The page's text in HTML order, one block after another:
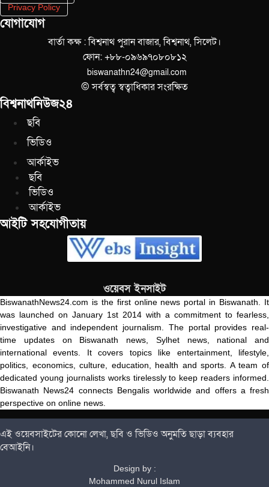
Privacy Policy
যোগাযোগ
বার্তা কক্ষ : বিশ্বনাথ পুরান বাজার, বিশ্বনাথ, সিলেট।
ফোন: +৮৮-০৯৬৯৭০৮০৮১২
biswanathn24@gmail.com
© সর্বস্বত্ব স্বত্বাধিকার সংরক্ষিত
বিশ্বনাথনিউজ২৪
ছবি
ভিডিও
আর্কাইভ
ছবি
ভিডিও
আর্কাইভ
আইটি সহযোগীতায়
ওয়েবস ইনসাইট
BiswanathNews24.com is the first online news portal in Biswanath. It
was launched on January 1st 2014 with a commitment to fearless,
investigative and independent journalism. The portal provides real-
time updates on Biswanath news, Sylhet news, national and
international events. It covers topics like entertainment, lifestyle,
politics, economics, culture, education, health and sports. A team of
dedicated young journalists works tirelessly to keep readers informed.
Biswanath News24 connects Bengalis worldwide and offers a fresh
perspective on online news.
এই ওয়েবসাইটের কোনো লেখা, ছবি ও ভিডিও অনুমতি ছাড়া ব্যবহার
বেআইনি।
Design by :
Mohammed Nurul Islam